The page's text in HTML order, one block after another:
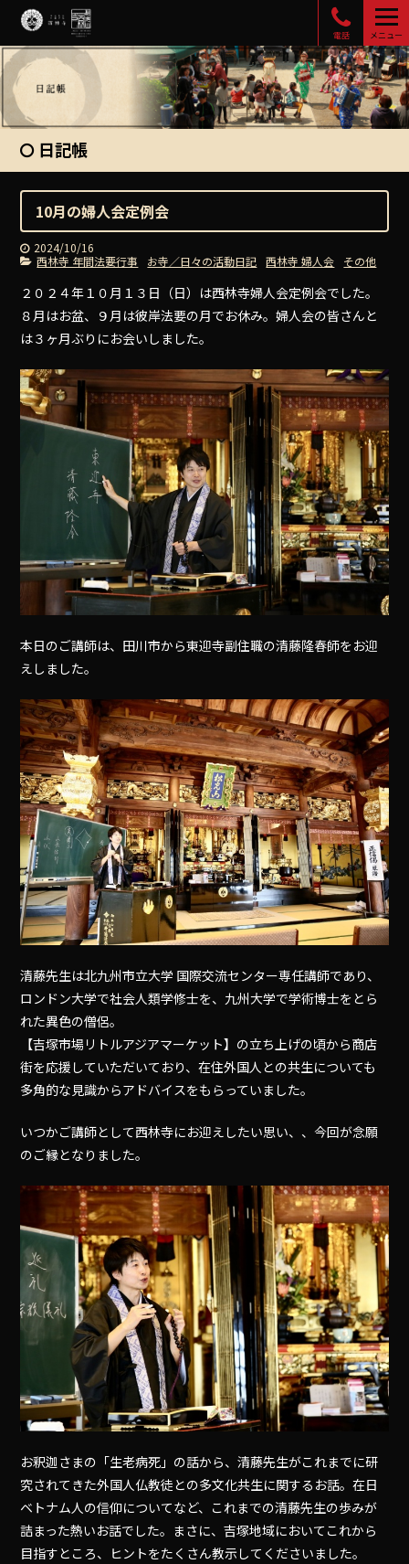
電話 メニュー
日記帳
10月の婦人会定例会
2024/10/16
西林寺 年間法要行事
お寺／日々の活動日記 西林寺 婦人会 その他
２０２４年１０月１３日（日）は西林寺婦人会定例会でした。
８月はお盆、９月は彼岸法要の月でお休み。婦人会の皆さんと
は３ヶ月ぶりにお会いしました。
本日のご講師は、田川市から東迎寺副住職の清藤隆春師をお迎
えしました。
清藤先生は北九州市立大学 国際交流センター専任講師であり、
ロンドン大学で社会人類学修士を、九州大学で学術博士をとら
れた異色の僧侶。
【吉塚市場リトルアジアマーケット】の立ち上げの頃から商店
街を応援していただいており、在住外国人との共生についても
多角的な見識からアドバイスをもらっていました。
いつかご講師として西林寺にお迎えしたい思い、、今回が念願
のご縁となりました。
お釈迦さまの「生老病死」の話から、清藤先生がこれまでに研
究されてきた外国人仏教徒との多文化共生に関するお話。在日
ベトナム人の信仰についてなど、これまでの清藤先生の歩みが
詰まった熱いお話でした。まさに、吉塚地域においてこれから
目指すところ、ヒントをたくさん教示してくださいました。